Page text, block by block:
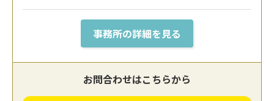
事務所の詳細を見る
お問合わせはこちらから